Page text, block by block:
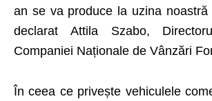
an se va produce la uzina noastră
declarat Attila Szabo,
Companiei Naționale de Vânzări
În ceea ce privește vehiculele